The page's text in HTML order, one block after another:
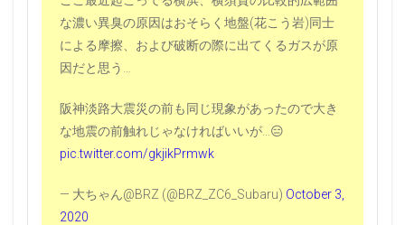
な濃い異臭の原因はおそらく地盤(花こう岩)同士
による摩擦、および破断の際に出てくるガスが原
因だと思う…
阪神淡路大震災の前も同じ現象があったので大き
な地震の前触れじゃなければいいが…😑
pic.twitter.com/gkjikPrmwk
— 大ちゃん@BRZ (@BRZ_ZC6_Subaru) October 3,
2020